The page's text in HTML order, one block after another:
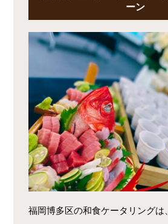
ーン
福岡博多区の和食ケータリングは